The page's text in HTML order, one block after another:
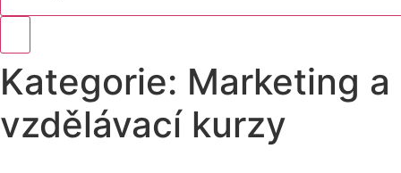
Kategorie: Marketing a
vzdělávací kurzy